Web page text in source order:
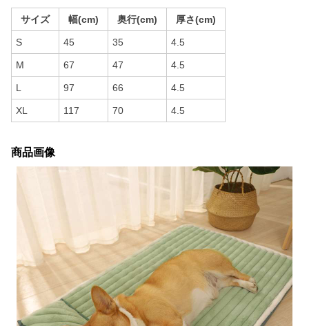
サイズ 幅(cm) 奥行(cm) 厚さ(cm)
S 45 35 4.5
M 67 47 4.5
L 97 66 4.5
XL 117 70 4.5
商品画像